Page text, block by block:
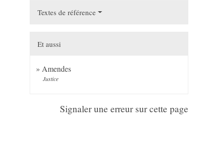
Textes de référence
Et aussi
Amendes
Justice
Signaler une erreur sur cette page